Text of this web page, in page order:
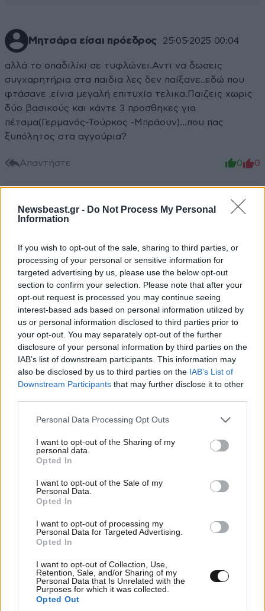
Newsbeast.gr - Do Not Process My Personal
Information
If you wish to opt-out of the sale, sharing to third parties, or
processing of your personal or sensitive information for
targeted advertising by us, please use the below opt-out
section to confirm your selection. Please note that after your
opt-out request is processed you may continue seeing
interest-based ads based on personal information utilized by
us or personal information disclosed to third parties prior to
your opt-out. You may separately opt-out of the further
disclosure of your personal information by third parties on the
IAB’s list of downstream participants. This information may
also be disclosed by us to third parties on the IAB’s List of
Downstream Participants that may further disclose it to other
Please note that this website/app uses one or more Google
not limited to your visit or usage behaviour. You may click to
grant or deny consent to Google and its third-party tags to
use your data for below specified purposes in below Google
consent section.
Personal Data Processing Opt Outs
I want to opt-out of the Sharing of my
personal data.
Opted In
I want to opt-out of the Sale of my
Personal Data.
Opted In
I want to opt-out of processing my
Personal Data for Targeted Advertising.
Opted In
I want to opt-out of Collection, Use,
Retention, Sale, and/or Sharing of my
Personal Data that Is Unrelated with the
Purposes for which it was collected.
Opted Out
Μητσάρα είσαι πρόεδρος 25·05·2025 00:04
αλλά το οπαδιλίκι σε τυφλώνει.Αντι να δωσεις
συγχαρητήρια στα παιδια λες δεν παίξανε..εδώ που
φτάσανε ,είνια μεγαλή επιτυχία τελικα.Παιζεις χωρις
δύο βασικούς και κάντε 3 προσθηκες για
πέταμα(Γερμανός-Τούρκος -Μπράουν)...που πας
ξυπόλητος στα αγγούρια?
Απαντήστε 0 0
προεδρε μαζεψου κ μοιασε στον πατερα κ στον θειο σ
Απαντήστε
Όχι μικρόψυχα , κομπλεξικά σχόλια, ΜΑΚΑΡΙ να ήταν
Απαντήστε
ΠΕΡΙΣΣΟΤΕΡΑ ΣΧΟΛΙΑ
ΠΟΛΙΤΙΚΗ07·08·2026 20:19
Θανάσης Αυγερινός για Καρυστιανού-Γρατσία: